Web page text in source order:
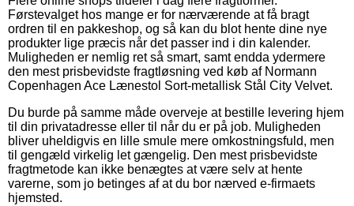
Førstevalget hos mange er for nærværende at få bragt
ordren til en pakkeshop, og så kan du blot hente dine nye
produkter lige præcis når det passer ind i din kalender.
Muligheden er nemlig ret så smart, samt endda ydermere
den mest prisbevidste fragtløsning ved køb af Normann
Copenhagen Ace Lænestol Sort-metallisk Stål City Velvet.
Du burde på samme måde overveje at bestille levering hjem
til din privatadresse eller til når du er på job. Muligheden
bliver uheldigvis en lille smule mere omkostningsfuld, men
til gengæld virkelig let gængelig. Den mest prisbevidste
fragtmetode kan ikke benægtes at være selv at hente
varerne, som jo betinges af at du bor nærved e-firmaets
hjemsted.